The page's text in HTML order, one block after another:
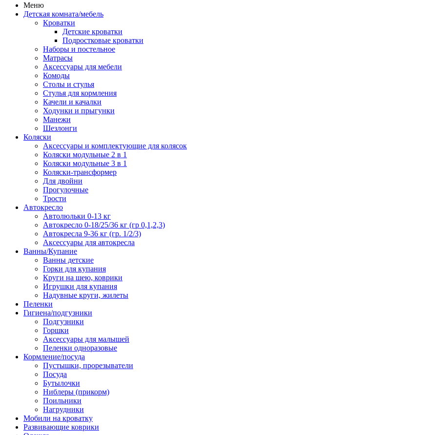
Меню
Детская комната/мебель
Кроватки
Детские кроватки
Подростковые кроватки
Наборы и постельное
Матрасы
Аксессуары для мебели
Комоды
Столы и стулья
Стулья для кормления
Качели и качалки
Ходунки и прыгунки
Манежи
Шезлонги
Коляски
Аксессуары и комплектующие для колясок
Коляски модульные 2 в 1
Коляски модульные 3 в 1
Коляски-трансформер
Для двойни
Прогулочные
Трости
Автокресло
Автолюльки 0-13 кг
Автокресло 0-18/25/36 кг (гр 0,1,2,3)
Автокресла 9-36 кг (гр. 1/2/3)
Аксессуары для автокресла
Ванны/Купание
Ванны детские
Горки для купания
Круги на шею, коврики
Игрушки для купания
Надувные круги, жилеты
Пеленки
Гигиена/подгузники
Подгузники
Горшки
Аксессуары для малышей
Пеленки одноразовые
Кормление/посуда
Пустышки, прорезыватели
Посуда
Бутылочки
Ниблеры (прикорм)
Поильники
Нагрудники
Мобили на кроватку
Развивающие коврики